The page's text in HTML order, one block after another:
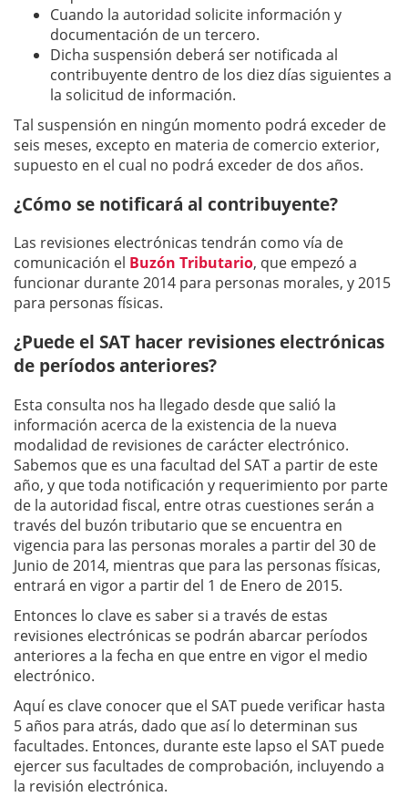
Cuando la autoridad solicite información y
documentación de un tercero.
Dicha suspensión deberá ser notificada al
contribuyente dentro de los diez días siguientes a
la solicitud de información.
Tal suspensión en ningún momento podrá exceder de
seis meses, excepto en materia de comercio exterior,
supuesto en el cual no podrá exceder de dos años.
¿Cómo se notificará al contribuyente?
Las revisiones electrónicas tendrán como vía de
comunicación el Buzón Tributario, que empezó a
funcionar durante 2014 para personas morales, y 2015
para personas físicas.
¿Puede el SAT hacer revisiones electrónicas
de períodos anteriores?
Esta consulta nos ha llegado desde que salió la
información acerca de la existencia de la nueva
modalidad de revisiones de carácter electrónico.
Sabemos que es una facultad del SAT a partir de este
año, y que toda notificación y requerimiento por parte
de la autoridad fiscal, entre otras cuestiones serán a
través del buzón tributario que se encuentra en
vigencia para las personas morales a partir del 30 de
Junio de 2014, mientras que para las personas físicas,
entrará en vigor a partir del 1 de Enero de 2015.
Entonces lo clave es saber si a través de estas
revisiones electrónicas se podrán abarcar períodos
anteriores a la fecha en que entre en vigor el medio
electrónico.
Aquí es clave conocer que el SAT puede verificar hasta
5 años para atrás, dado que así lo determinan sus
facultades. Entonces, durante este lapso el SAT puede
ejercer sus facultades de comprobación, incluyendo a
la revisión electrónica.